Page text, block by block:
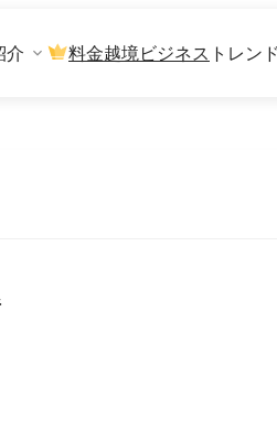
介 料金越境ビジネス トレン